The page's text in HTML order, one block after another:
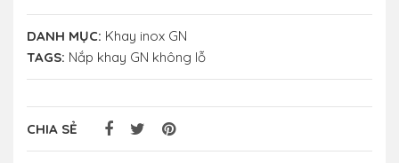
DANH MỤC: Khay inox GN
TAGS: Nắp khay GN không lỗ
CHIA SẺ